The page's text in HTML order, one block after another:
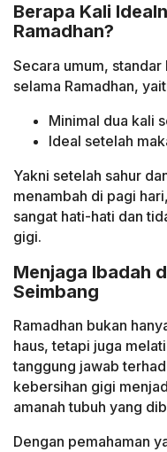
Berapa Kali
Ramadhan?
Secara umum,
selama Ramadhan,
Minimal dua kali
Ideal setelah
Yakni setelah sahur
menambah di pagi
sangat hati-hati dan
gigi.
Menjaga Ibadah
Seimbang
Ramadhan bukan
haus, tetapi juga
tanggung jawab
kebersihan gigi
amanah tubuh yang
Dengan pemahaman